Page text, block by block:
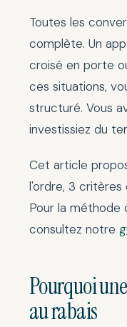
Toutes les
complète. Un
croisé en porte
ces situations,
structuré. Vous
investissiez du
Cet article
l'ordre, 3 critères
Pour la méthode
consultez notre
Pourquoi
au rabais